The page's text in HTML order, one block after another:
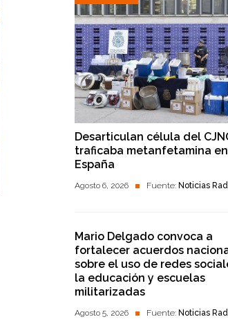
Desarticulan célula del
traficaba metanfetamina en
España
Agosto 6, 2026 Fuente: Noticias
Mario Delgado convoca a
fortalecer acuerdos
sobre el uso de redes
la educación y escuelas
militarizadas
Agosto 5, 2026 Fuente: Noticias